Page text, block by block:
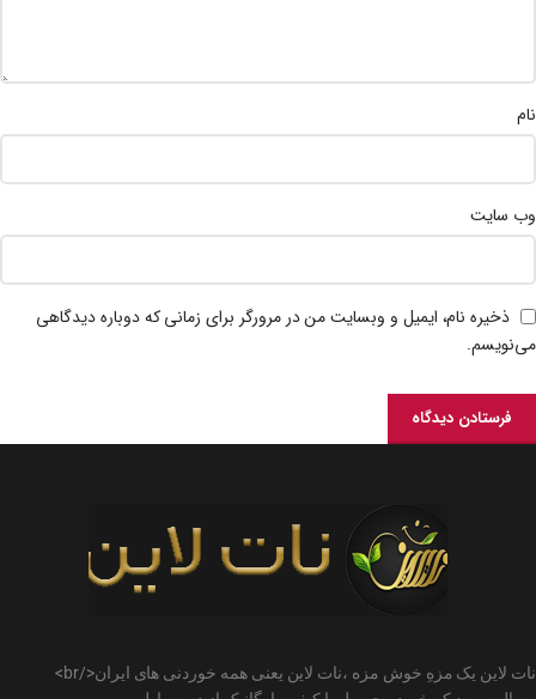
نام
وب‌ سایت
ذخیره نام، ایمیل و وبسایت من در مرورگر برای زمانی که دوباره دیدگاهی
می‌نویسم.
نات لاین یک مزهِ خوش مزه ،نات لاین یعنی همه خوردنی های ایران</br>